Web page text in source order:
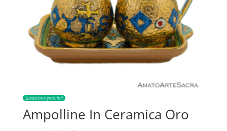
Spedizione gratuita!
Ampolline In Ceramica Oro